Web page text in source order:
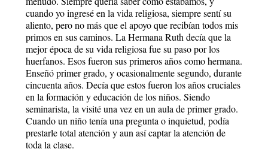
cuando yo ingresé en la vida religiosa, siempre sentí su
aliento, pero no más que el apoyo que recibían todos mis
primos en sus caminos. La Hermana Ruth decía que la
mejor época de su vida religiosa fue su paso por los
huerfanos. Esos fueron sus primeros años como hermana.
Enseñó primer grado, y ocasionalmente segundo, durante
cincuenta años. Decía que estos fueron los años cruciales
en la formación y educación de los niños. Siendo
seminarista, la visité una vez en un aula de primer grado.
Cuando un niño tenía una pregunta o inquietud, podía
prestarle total atención y aun así captar la atención de
toda la clase.